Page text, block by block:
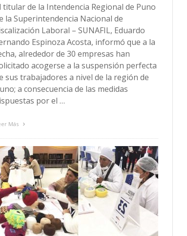
titular de la Intendencia Regional de Puno
la Superintendencia Nacional de
Laboral – SUNAFIL, Eduardo
Espinoza Acosta, informó que a la
alrededor de 30 empresas han
acogerse a la suspensión perfecta
sus trabajadores a nivel de la región de
a consecuencia de las medidas
por el …
Más